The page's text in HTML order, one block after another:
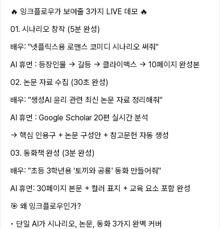
🔥 잉크플로우가 보여줄 3가지 LIVE 데모 🔥
01. 시나리오 창작 (5분 완성)
배우: "넷플릭스용 로맨스 코미디 시나리오 써줘"
AI 휴먼 : 등장인물 → 갈등 → 클라이맥스 → 10페이지 완성본
02. 논문 자료 수집 (30초 완성)
배우: "생성AI 윤리 관련 최신 논문 자료 정리해줘"
AI 휴먼 : Google Scholar 20편 실시간 분석
→ 핵심 인용구 + 논문 구성안 + 참고문헌 자동 생성
03. 동화책 완성 (3분 완성)
배우: "초등 3학년용 '토끼와 공룡' 동화 만들어줘"
AI 휴먼: 30페이지 본문 + 컬러 표지 + 교육 요소 포함 완성
🎯 왜 잉크플로우인가?
• 단일 AI가 시나리오, 논문, 동화 3가지 완벽 커버